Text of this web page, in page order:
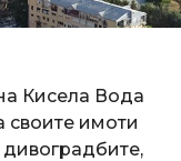
Кисела Вода
своите имоти